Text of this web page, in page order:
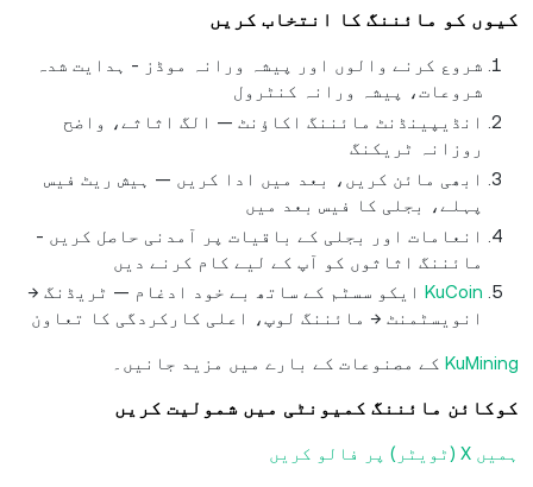
کیوں کو مائننگ کا انتخاب کریں
شروع کرنے والوں اور پیشہ ورانہ موڈز - ہدایت شدہ
شروعات، پیشہ ورانہ کنٹرول
انڈیپینڈنٹ مائننگ اکاؤنٹ — الگ اثاثے، واضح
روزانہ ٹریکنگ
ابھی مائن کریں، بعد میں ادا کریں — ہیش ریٹ فیس
پہلے، بجلی کا فیس بعد میں
انعامات اور بجلی کے باقیات پر آمدنی حاصل کریں -
مائننگ اثاثوں کو آپ کے لیے کام کرنے دیں
KuCoin ایکو سسٹم کے ساتھ بے خود ادغام — ٹریڈنگ →
انویسٹمنٹ → مائننگ لوپ، اعلی کارکردگی کا تعاون
KuMining کے مصنوعات کے بارے میں مزید جانیں۔
کوکائن مائننگ کمیونٹی میں شمولیت کریں
ہمیں X (ٹویٹر) پر فالو کریں